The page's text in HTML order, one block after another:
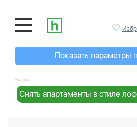
Показать параметры
Реклама:
Снять апартаменты в стиле